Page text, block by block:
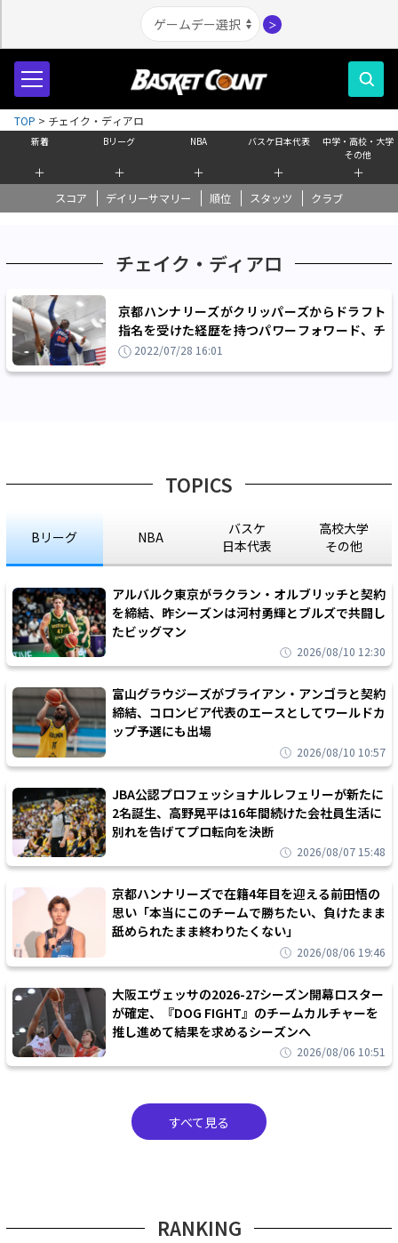
＞
新着
＋
Bリーグ
＋
NBA
＋
バスケ日本代表
＋
中学・高校・大学
その他
＋
スコア デイリーサマリー 順位 スタッツ クラブ
TOP > チェイク・ディアロ
チェイク・ディアロ
京都ハンナリーズがクリッパーズからドラフト
指名を受けた経歴を持つパワーフォワード、チ
ェイク・ディアロを獲得
2022/07/28 16:01
TOPICS
Bリーグ NBA
バスケ
日本代表
高校大学
その他
アルバルク東京がラクラン・オルブリッチと契約
を締結、昨シーズンは河村勇輝とブルズで共闘し
たビッグマン
2026/08/10 12:30
富山グラウジーズがブライアン・アンゴラと契約
締結、コロンビア代表のエースとしてワールドカ
ップ予選にも出場
2026/08/10 10:57
JBA公認プロフェッショナルレフェリーが新たに
2名誕生、高野晃平は16年間続けた会社員生活に
別れを告げてプロ転向を決断
2026/08/07 15:48
京都ハンナリーズで在籍4年目を迎える前田悟の
思い「本当にこのチームで勝ちたい、負けたまま
舐められたまま終わりたくない」
2026/08/06 19:46
大阪エヴェッサの2026-27シーズン開幕ロスター
が確定、『DOG FIGHT』のチームカルチャーを
推し進めて結果を求めるシーズンへ
2026/08/06 10:51
すべて見る
RANKING